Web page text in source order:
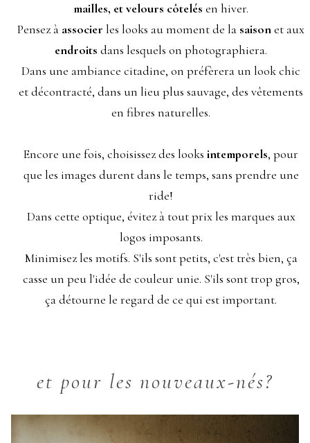
mailles, et velours côtelés en hiver.
Pensez à associer les looks au moment de la saisonet aux
endroits dans lesquels on photographiera.
Dans une ambiance citadine, on préfèrera un look chic
et décontracté, dans un lieu plus sauvage, des vêtements
en fibres naturelles.
Encore une fois, choisissez des looksintemporels, pour
que les images durent dans le temps, sans prendre une
ride!
Dans cette optique, évitez à tout prix les marques aux
logos imposants.
Minimisez les motifs. S'ils sont petits, c'est très bien, ça
casse un peu l'idée de couleur unie. S'ils sont trop gros,
ça détourne le regard de ce qui est important.
et pour les nouveaux-nés?